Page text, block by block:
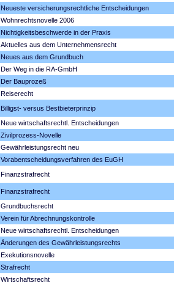
Neueste versicherungsrechtliche Entscheidungen
Wohnrechtsnovelle 2006
Nichtigkeitsbeschwerde in der Praxis
Aktuelles aus dem Unternehmensrecht
Neues aus dem Grundbuch
Der Weg in die RA-GmbH
Der Bauprozeß
Reiserecht
Billigst- versus Bestbieterprinzip
Neue wirtschaftsrechtl. Entscheidungen
Zivilprozess-Novelle
Gewährleistungsrecht neu
Vorabentscheidungsverfahren des EuGH
Finanzstrafrecht
Finanzstrafrecht
Grundbuchsrecht
Verein für Abrechnungskontrolle
Neue wirtschaftsrechtl. Entscheidungen
Änderungen des Gewährleistungsrechts
Exekutionsnovelle
Strafrecht
Wirtschaftsrecht